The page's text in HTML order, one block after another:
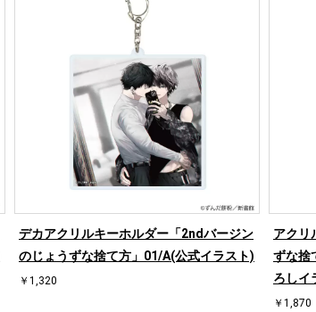
デカアクリルキーホルダー「2ndバージン
のじょうずな捨て方」01/A(公式イラスト)
￥1,320
アクリ
ずな捨
ろしイ
￥1,870